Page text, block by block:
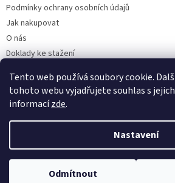
Tento web používá soubory cookie.
tohoto webu vyjadřujete souhlas s
informacízde.
Nastavení
Odmítnout
Podmínky ochrany osobních údajů
Jak nakupovat
O nás
Doklady ke stažení
Velkoobchod
Vytvořil Shoptet
Copyright 2026Kaarsgaren.cz .